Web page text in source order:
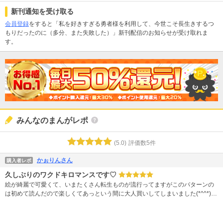
新刊通知を受け取る
会員登録をすると「私を好きすぎる勇者様を利用して、今世こそ長生きするつ
もりだったのに（多分、また失敗した）」新刊配信のお知らせが受け取れま
す。
みんなのまんがレポ
(5.0) 評価数5件
購入者レポ かぉりんさん
久しぶりのワクドキロマンスです♡
絵が綺麗で可愛くて、いまたくさん転生ものが流行ってますがこのパターンの
は初めて読んだので楽しくてあっという間に大人買いしてしまいました(*^^*)早